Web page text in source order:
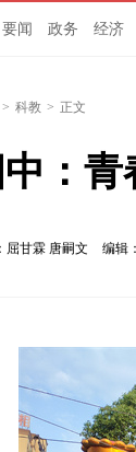
要闻 政务 经济
> 科教 > 正文
：青
屈甘霖 唐嗣文 编辑